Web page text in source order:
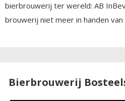
bierbrouwerij ter wereld: AB
brouwerij niet meer in handen
Bierbrouwerij